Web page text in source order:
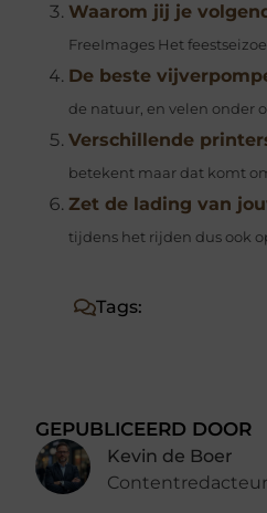
Waarom jij je
FreeImages‍ Het
De beste
de natuur, en velen onder
Verschillende
betekent maar dat komt
Zet de lading van
tijdens het rijden dus ook
Tags:
GEPUBLICEERD DOOR
Kevin de Boer
Contentredacteur